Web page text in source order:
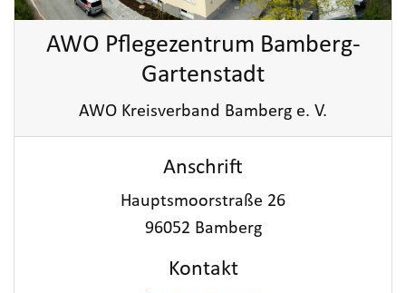
AWO Pflegezentrum Bamberg-
Gartenstadt
AWO Kreisverband Bamberg e. V.
Anschrift
Hauptsmoorstraße 26
96052 Bamberg
Kontakt